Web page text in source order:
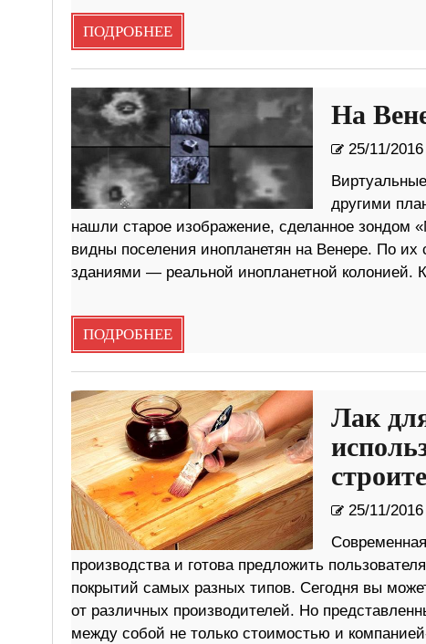
ПОДРОБНЕЕ
На
25/11/2016
другими
нашли старое изображение, сделанное зондом
видны поселения инопланетян на Венере. По
зданиями — реальной инопланетной колонией.
ПОДРОБНЕЕ
Лак
25/11/2016
производства и готова предложить
покрытий самых разных типов. Сегодня вы
от различных производителей. Но
между собой не только стоимостью и